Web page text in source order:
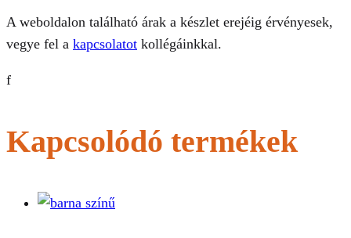
A weboldalon található árak a készlet erejéig érvényesek,
vegye fel a kapcsolatot kollégáinkkal.
f
Kapcsolódó termékek